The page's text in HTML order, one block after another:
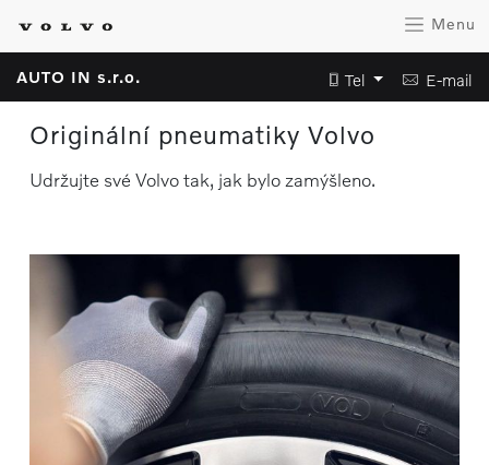
Menu
AUTO IN s.r.o. Tel E-mail
Originální pneumatiky Volvo
Udržujte své Volvo tak, jak bylo zamýšleno.